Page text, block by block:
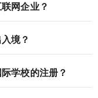
网企业？
境？
学校的注册？